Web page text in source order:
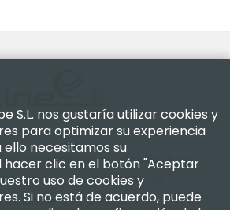
— especialistas en el suministro,
y la reparación de
de alta precisión.
S.L. nos gustaría utilizar cookies y
para optimizar su experiencia
necesitamos su
hacer clic en el botón "Aceptar
uso de cookies y
Si no está de acuerdo, puede